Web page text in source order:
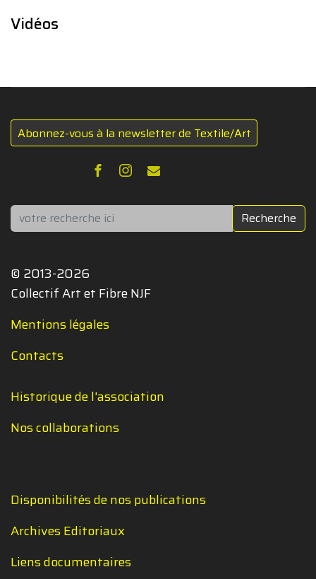
Vidéos
Abonnez-vous à la newsletter de Textile/Art
Rechercher Recherche
© 2013-2026
Collectif Art et Fibre NJF
Mentions légales
Contacts
Historique de l'association
Nos collaborations
Disponibilités de nos publications
Archives Editoriaux
Liens documentaires